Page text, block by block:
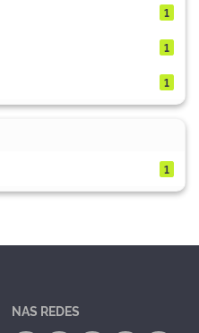
1
1
1
1
NAS REDES